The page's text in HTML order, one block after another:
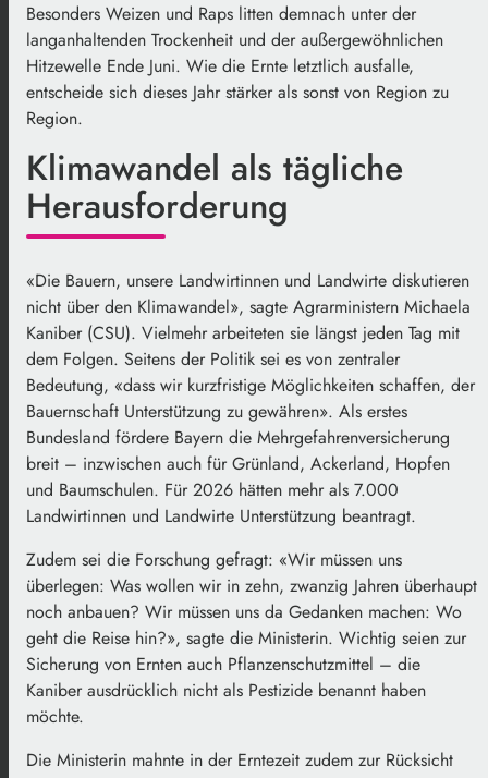
Besonders Weizen und Raps litten demnach unter der
langanhaltenden Trockenheit und der außergewöhnlichen
Hitzewelle Ende Juni. Wie die Ernte letztlich ausfalle,
entscheide sich dieses Jahr stärker als sonst von Region zu
Region.
Klimawandel als tägliche
Herausforderung
«Die Bauern, unsere Landwirtinnen und Landwirte diskutieren
nicht über den Klimawandel», sagte Agrarministern Michaela
Kaniber (CSU). Vielmehr arbeiteten sie längst jeden Tag mit
dem Folgen. Seitens der Politik sei es von zentraler
Bedeutung, «dass wir kurzfristige Möglichkeiten schaffen, der
Bauernschaft Unterstützung zu gewähren». Als erstes
Bundesland fördere Bayern die Mehrgefahrenversicherung
breit – inzwischen auch für Grünland, Ackerland, Hopfen
und Baumschulen. Für 2026 hätten mehr als 7.000
Landwirtinnen und Landwirte Unterstützung beantragt.
Zudem sei die Forschung gefragt: «Wir müssen uns
überlegen: Was wollen wir in zehn, zwanzig Jahren überhaupt
noch anbauen? Wir müssen uns da Gedanken machen: Wo
geht die Reise hin?», sagte die Ministerin. Wichtig seien zur
Sicherung von Ernten auch Pflanzenschutzmittel – die
Kaniber ausdrücklich nicht als Pestizide benannt haben
möchte.
Die Ministerin mahnte in der Erntezeit zudem zur Rücksicht